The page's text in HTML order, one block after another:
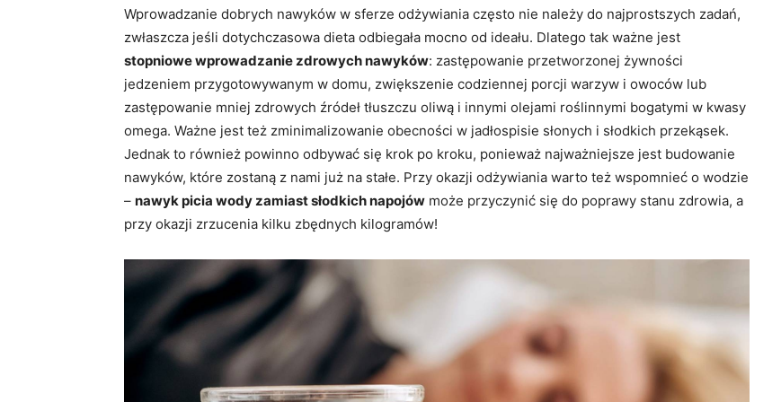
Wprowadzanie dobrych nawyków w sferze odżywiania często nie należy do najprostszych zadań,
zwłaszcza jeśli dotychczasowa dieta odbiegała mocno od ideału. Dlatego tak ważne jest
stopniowe wprowadzanie zdrowych nawyków: zastępowanie przetworzonej żywności
jedzeniem przygotowywanym w domu, zwiększenie codziennej porcji warzyw i owoców lub
zastępowanie mniej zdrowych źródeł tłuszczu oliwą i innymi olejami roślinnymi bogatymi w kwasy
omega. Ważne jest też zminimalizowanie obecności w jadłospisie słonych i słodkich przekąsek.
Jednak to również powinno odbywać się krok po kroku, ponieważ najważniejsze jest budowanie
nawyków, które zostaną z nami już na stałe. Przy okazji odżywiania warto też wspomnieć o wodzie
– nawyk picia wody zamiast słodkich napojów może przyczynić się do poprawy stanu zdrowia, a
przy okazji zrzucenia kilku zbędnych kilogramów!